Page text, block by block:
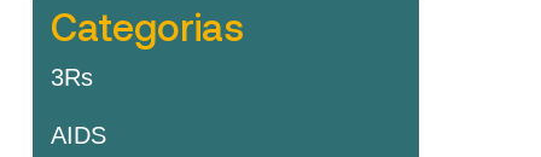
Categorias
3Rs
AIDS